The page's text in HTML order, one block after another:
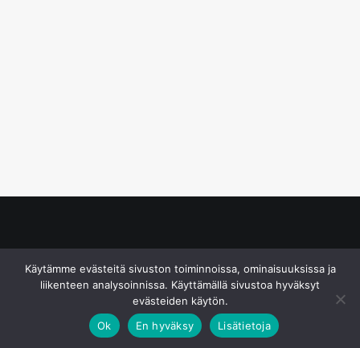
Käytämme evästeitä sivuston toiminnoissa, ominaisuuksissa ja
liikenteen analysoinnissa. Käyttämällä sivustoa hyväksyt
evästeiden käytön.
Ok
En hyväksy Lisätietoja